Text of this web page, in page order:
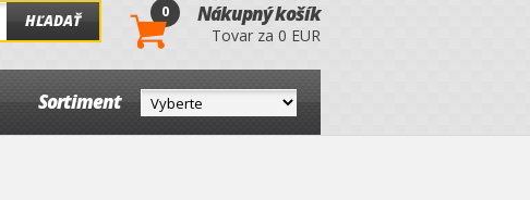
HĽADAŤ 0 Nákupný košík
Tovar za 0 EUR
Sortiment